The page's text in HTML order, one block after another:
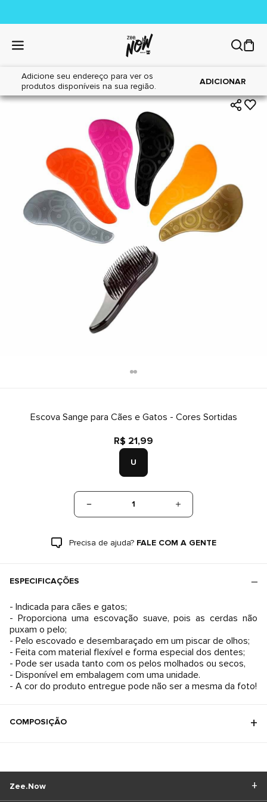
Adicione seu endereço para ver os
produtos disponíveis na sua região.
ADICIONAR
Home|Cães|Higiene
Escova Sange para Cães e Gatos - Cores Sortidas
R$ 21,99
U
1
Precisa de ajuda? FALE COM A GENTE
ESPECIFICAÇÕES
- Indicada para cães e gatos;
- Proporciona uma escovação suave, pois as cerdas não
puxam o pelo;
- Pelo escovado e desembaraçado em um piscar de olhos;
- Feita com material flexível e forma especial dos dentes;
- Pode ser usada tanto com os pelos molhados ou secos,
- Disponível em embalagem com uma unidade.
- A cor do produto entregue pode não ser a mesma da foto!
COMPOSIÇÃO
Zee.Now